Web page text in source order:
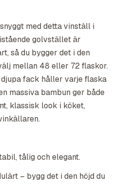
med detta vinställ i
golvstället är
så du bygger det i den
mellan 48 eller 72 flaskor.
fack håller varje flaska
massiva bambun ger både
klassisk look i köket,
tålig och elegant.
– bygg det i den höjd du